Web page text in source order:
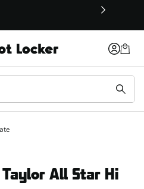
neuen Fenster
All Star Hi